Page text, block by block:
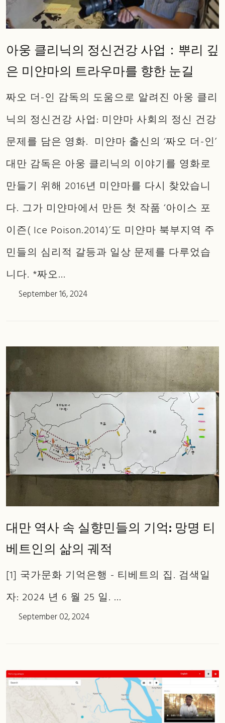
아웅 클리닉의 정신건강 사업：뿌리 깊
은 미얀마의 트라우마를 향한 눈길
짜오 더-인 감독의 도움으로 알려진 아웅 클리
닉의 정신건강 사업: 미얀마 사회의 정신 건강
문제를 담은 영화. 미얀마 출신의 ‘짜오 더-인’
대만 감독은 아웅 클리닉의 이야기를 영화로
만들기 위해 2016년 미얀마를 다시 찾았습니
다. 그가 미얀마에서 만든 첫 작품 ‘아이스 포
이즌( Ice Poison.2014)’도 미얀마 북부지역 주
민들의 심리적 갈등과 일상 문제를 다루었습
니다. *짜오...
September 16, 2024
대만 역사 속 실향민들의 기억: 망명 티
베트인의 삶의 궤적
[1] 국가문화 기억은행 - 티베트의 집. 검색일
자: 2024 년 6 월 25 일. ...
September 02, 2024